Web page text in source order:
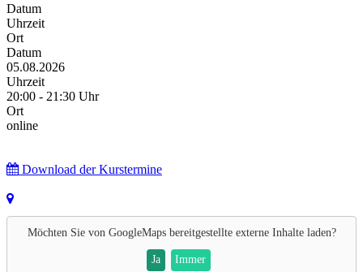
Datum
Uhrzeit
Ort
Datum
05.08.2026
Uhrzeit
20:00 - 21:30 Uhr
Ort
online
Download der Kurstermine
Möchten Sie von GoogleMapsbereitgestellte externe Inhalte laden?
Ja Immer